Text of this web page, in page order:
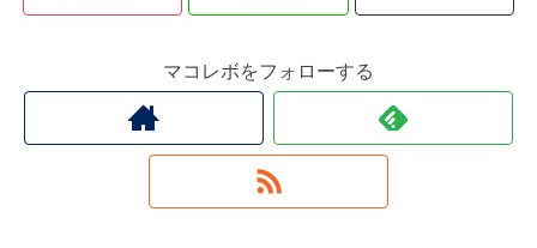
マコレボをフォローする